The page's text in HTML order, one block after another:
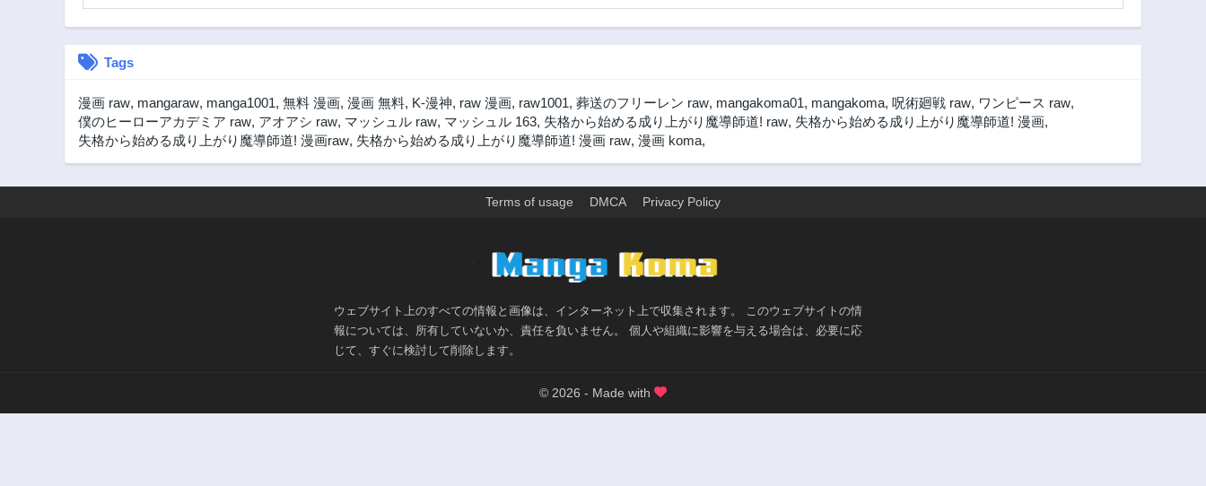
Tags
漫画 raw, mangaraw, manga1001, 無料 漫画, 漫画 無料, K-漫神, raw 漫画, raw1001, 葬送のフリーレン raw, mangakoma01, mangakoma, 呪術廻戦 raw, ワンピース raw,
僕のヒーローアカデミア raw, アオアシ raw, マッシュル raw, マッシュル 163, 失格から始める成り上がり魔導師道! raw, 失格から始める成り上がり魔導師道! 漫画,
失格から始める成り上がり魔導師道! 漫画raw, 失格から始める成り上がり魔導師道! 漫画 raw, 漫画 koma,
Terms of usage DMCA Privacy Policy
ウェブサイト上のすべての情報と画像は、インターネット上で収集されます。 このウェブサイトの情
報については、所有していないか、責任を負いません。 個人や組織に影響を与える場合は、必要に応
じて、すぐに検討して削除します。
© 2026 - Made with